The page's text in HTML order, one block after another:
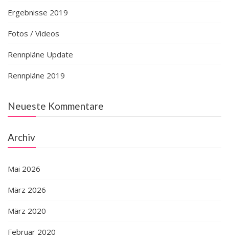
Ergebnisse 2019
Fotos / Videos
Rennpläne Update
Rennpläne 2019
Neueste Kommentare
Archiv
Mai 2026
März 2026
März 2020
Februar 2020